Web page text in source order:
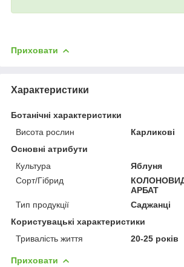
Приховати
Характеристики
Ботанічні характеристики
Висота рослин
Карликові
Основні атрибути
Культура
Яблуня
Сорт/Гібрид
АРБАТ
Тип продукції
Саджанці
Користувацькі характеристики
Тривалість життя
20-25 років
Приховати